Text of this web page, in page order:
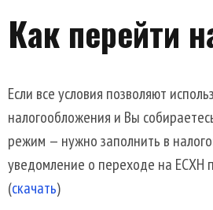
Как перейти
Если все условия позволяют
налогообложения и Вы
режим — нужно заполнить в
уведомление о переходе на
(скачать)